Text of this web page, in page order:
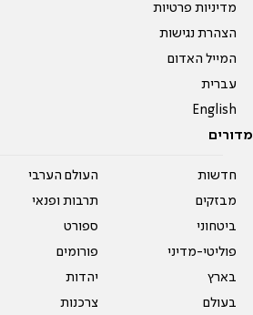
מדיניות פרטיות
הצהרת נגישות
המייל האדום
עברית
English
מדורים
חדשות
מבזקים
ביטחוני
פוליטי-מדיני
בארץ
בעולם
העולם הערבי
תרבות ופנאי
ספורט
פורומים
יהדות
צרכנות